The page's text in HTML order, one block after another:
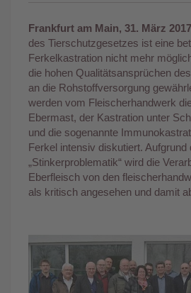
Frankfurt am Main, 31. März
des Tierschutzgesetzes ist eine
Ferkelkastration nicht mehr
die hohen Qualitätsansprüchen
an die Rohstoffversorgung
werden vom Fleischerhandwerk
Ebermast, der Kastration unter
und die sogenannte
Ferkel intensiv diskutiert. Aufgrund
„Stinkerproblematik“ wird die
Eberfleisch von den
als kritisch angesehen und damit